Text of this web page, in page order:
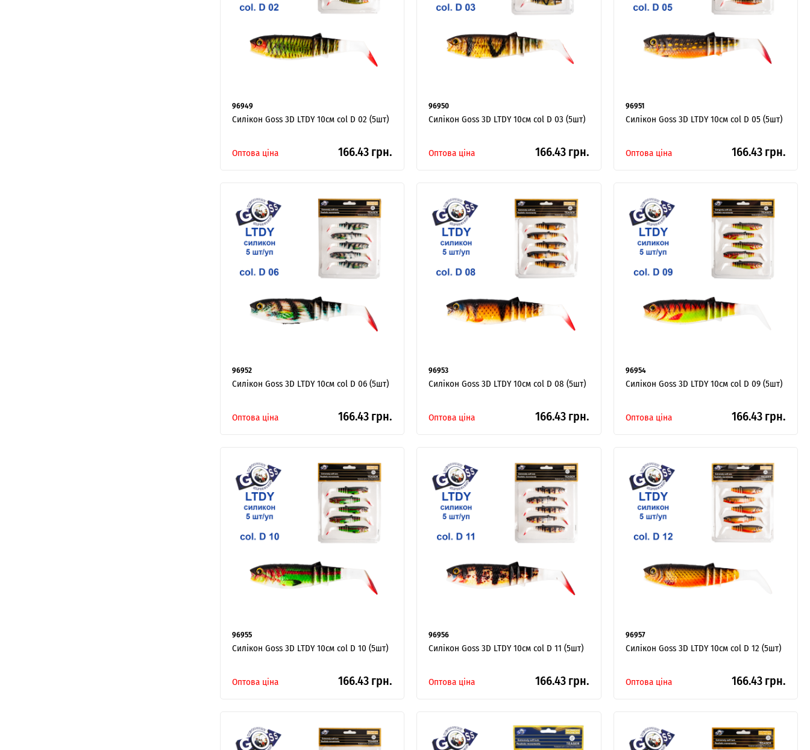
96949
Силікон Goss 3D LTDY 10см col D 02 (5шт)
Оптова ціна 166.43 грн.
96950
Силікон Goss 3D LTDY 10см col D 03 (5шт)
Оптова ціна 166.43 грн.
96951
Силікон Goss 3D LTDY 10см col D 05 (5шт)
Оптова ціна 166.43 грн.
96952
Силікон Goss 3D LTDY 10см col D 06 (5шт)
Оптова ціна 166.43 грн.
96953
Силікон Goss 3D LTDY 10см col D 08 (5шт)
Оптова ціна 166.43 грн.
96954
Силікон Goss 3D LTDY 10см col D 09 (5шт)
Оптова ціна 166.43 грн.
96955
Силікон Goss 3D LTDY 10см col D 10 (5шт)
Оптова ціна 166.43 грн.
96956
Силікон Goss 3D LTDY 10см col D 11 (5шт)
Оптова ціна 166.43 грн.
96957
Силікон Goss 3D LTDY 10см col D 12 (5шт)
Оптова ціна 166.43 грн.
Я ОПТОВИЙ ПОКУПЕЦЬ